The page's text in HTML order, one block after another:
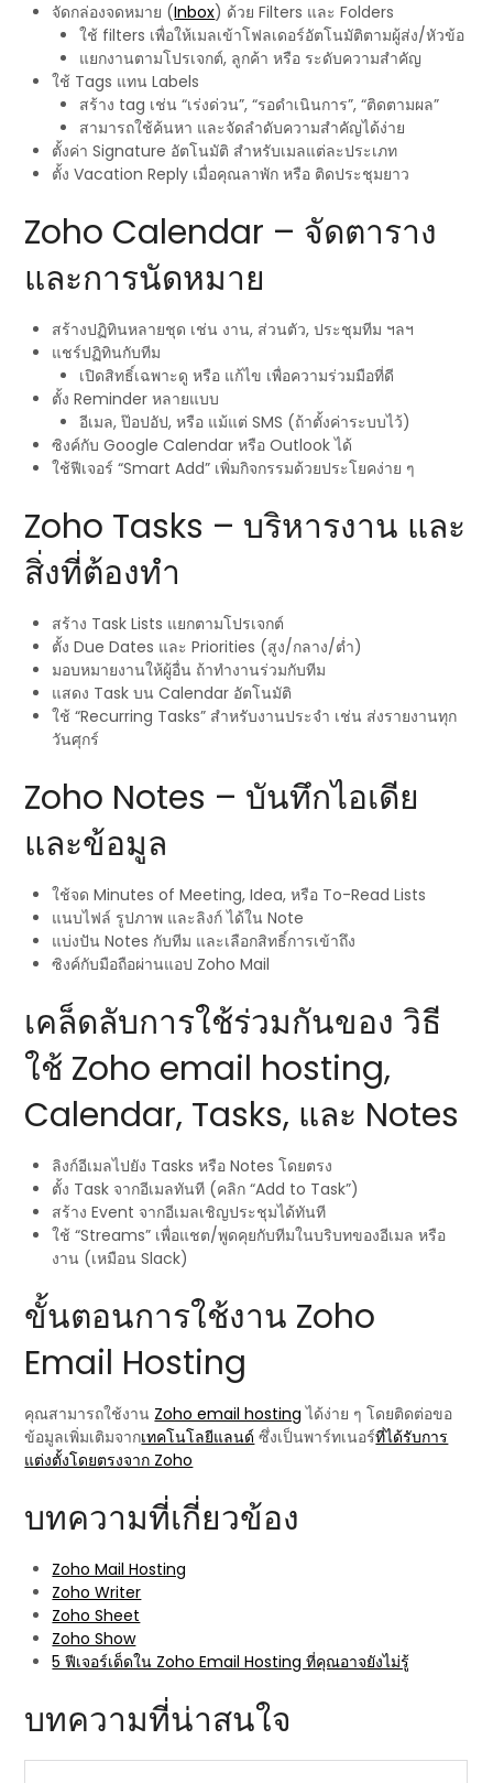
จัดกล่องจดหมาย (Inbox) ด้วย Filters และ Folders
ใช้ filters เพื่อให้เมลเข้าโฟลเดอร์อัตโนมัติตามผู้ส่ง/หัวข้อ
แยกงานตามโปรเจกต์, ลูกค้า หรือ ระดับความสำคัญ
ใช้ Tags แทน Labels
สร้าง tag เช่น “เร่งด่วน”, “รอดำเนินการ”, “ติดตามผล”
สามารถใช้ค้นหา และจัดลำดับความสำคัญได้ง่าย
ตั้งค่า Signature อัตโนมัติ สำหรับเมลแต่ละประเภท
ตั้ง Vacation Reply เมื่อคุณลาพัก หรือ ติดประชุมยาว
Zoho Calendar – จัดตาราง
และการนัดหมาย
สร้างปฏิทินหลายชุด เช่น งาน, ส่วนตัว, ประชุมทีม ฯลฯ
แชร์ปฏิทินกับทีม
เปิดสิทธิ์เฉพาะดู หรือ แก้ไข เพื่อความร่วมมือที่ดี
ตั้ง Reminder หลายแบบ
อีเมล, ป๊อปอัป, หรือ แม้แต่ SMS (ถ้าตั้งค่าระบบไว้)
ซิงค์กับ Google Calendar หรือ Outlook ได้
ใช้ฟีเจอร์ “Smart Add” เพิ่มกิจกรรมด้วยประโยคง่าย ๆ
Zoho Tasks – บริหารงาน และ
สิ่งที่ต้องทำ
สร้าง Task Lists แยกตามโปรเจกต์
ตั้ง Due Dates และ Priorities (สูง/กลาง/ต่ำ)
มอบหมายงานให้ผู้อื่น ถ้าทำงานร่วมกับทีม
แสดง Task บน Calendar อัตโนมัติ
ใช้ “Recurring Tasks” สำหรับงานประจำ เช่น ส่งรายงานทุก
วันศุกร์
Zoho Notes – บันทึกไอเดีย
และข้อมูล
ใช้จด Minutes of Meeting, Idea, หรือ To-Read Lists
แนบไฟล์ รูปภาพ และลิงก์ ได้ใน Note
แบ่งปัน Notes กับทีม และเลือกสิทธิ์การเข้าถึง
ซิงค์กับมือถือผ่านแอป Zoho Mail
เคล็ดลับการใช้ร่วมกันของ วิธี
ใช้ Zoho email hosting,
Calendar, Tasks, และ Notes
ลิงก์อีเมลไปยัง Tasks หรือ Notes โดยตรง
ตั้ง Task จากอีเมลทันที (คลิก “Add to Task”)
สร้าง Event จากอีเมลเชิญประชุมได้ทันที
ใช้ “Streams” เพื่อแชต/พูดคุยกับทีมในบริบทของอีเมล หรือ
งาน (เหมือน Slack)
ขั้นตอนการใช้งาน Zoho
Email Hosting
คุณสามารถใช้งาน Zoho email hosting ได้ง่าย ๆ โดยติดต่อขอ
ข้อมูลเพิ่มเติมจากเทคโนโลยีแลนด์ ซึ่งเป็นพาร์ทเนอร์ที่ได้รับการ
แต่งตั้งโดยตรงจาก Zoho
บทความที่เกี่ยวข้อง
Zoho Mail Hosting
Zoho Writer
Zoho Sheet
Zoho Show
5 ฟีเจอร์เด็ดใน Zoho Email Hosting ที่คุณอาจยังไม่รู้
บทความที่น่าสนใจ